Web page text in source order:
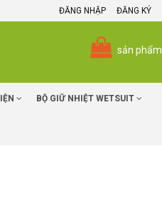
ĐĂNG NHẬP ĐĂNG KÝ
sản phẩm
BỘ GIỮ NHIỆT WETSUIT